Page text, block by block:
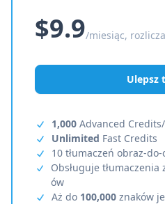
$9.9/miesiąc,
Ulepsz
1,000 Advanced
Unlimited Fast Credits
10 tłumaczeń obraz-
Obsługuje tłumaczenia
ów
Aż do 100,000 znaków